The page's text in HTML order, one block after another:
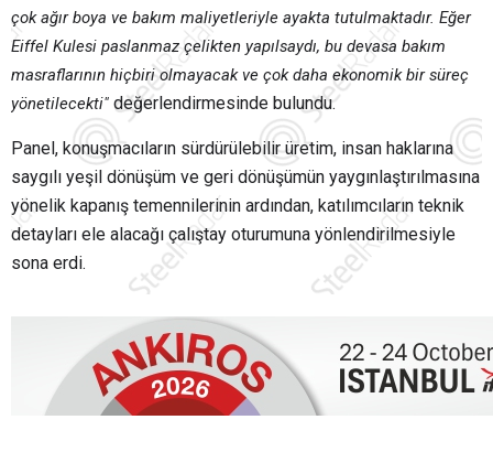
çok ağır boya ve bakım maliyetleriyle ayakta tutulmaktadır. Eğer
Eiffel Kulesi paslanmaz çelikten yapılsaydı, bu devasa bakım
masraflarının hiçbiri olmayacak ve çok daha ekonomik bir süreç
yönetilecekti" değerlendirmesinde bulundu.
Panel, konuşmacıların sürdürülebilir üretim, insan haklarına
saygılı yeşil dönüşüm ve geri dönüşümün yaygınlaştırılmasına
yönelik kapanış temennilerinin ardından, katılımcıların teknik
detayları ele alacağı çalıştay oturumuna yönlendirilmesiyle
sona erdi.